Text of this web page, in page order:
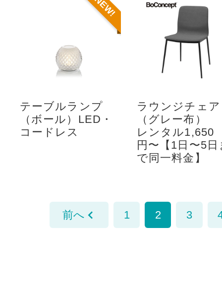
テーブルランプ
（ボール）LED・
コードレス
NEW!
ラウンジチェア
（グレー布）
レンタル1,650
円〜【1日〜5日
で同一料金】
前へ 1 2 3